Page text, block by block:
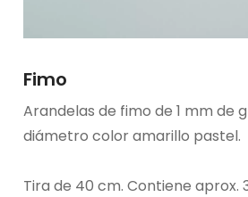
Fimo
Arandelas de fimo de 1 mm de
diámetro color amarillo pastel.
Tira de 40 cm. Contiene aprox.